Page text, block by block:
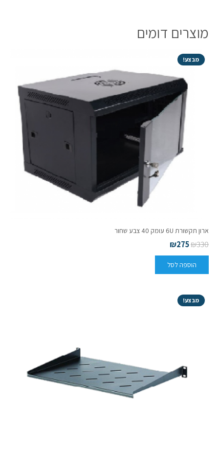
30
כולל
דפנות
מוצרים דומים
מבצע!
ארון תקשורת 6U עומק 40 צבע שחור
₪330
₪275
הוספה לסל
מבצע!